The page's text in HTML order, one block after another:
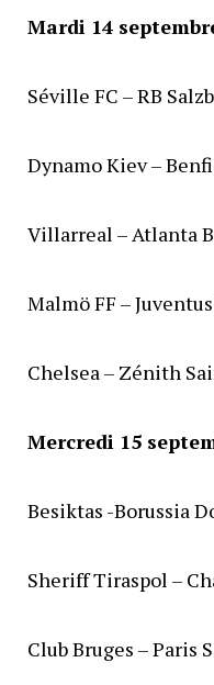
Mardi 14
Séville FC – RB
Dynamo Kiev –
Villarreal – Atlanta
Malmö FF –
Chelsea – Zénith
Mercredi 15
Besiktas -Borussia
Sheriff Tiraspol –
Club Bruges – Paris